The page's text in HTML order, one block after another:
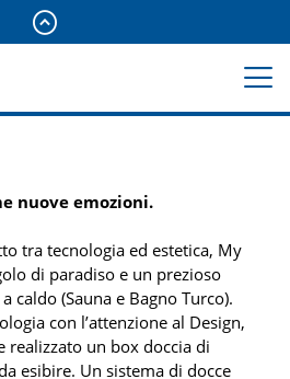
nuove emozioni.
tra tecnologia ed estetica, My
di paradiso e un prezioso
caldo (Sauna e Bagno Turco).
con l’attenzione al Design,
realizzato un box doccia di
esibire. Un sistema di docce